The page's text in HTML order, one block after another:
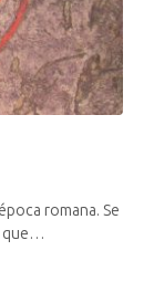
romana. Se